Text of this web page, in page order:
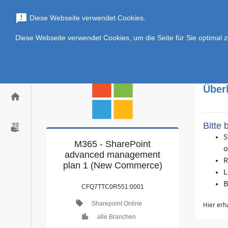
menu
home
M365 - SharePoint
advanced management
plan 1 (New Commerce)
CFQ7TTC0R551:0001
local_offer Sharepoint Online
location_city alle Branchen
Bitte
Hier
announcement Diese Webseite verwendet Cookies.
Diese Webseite verwendet Cookies, um die Seite für Sie